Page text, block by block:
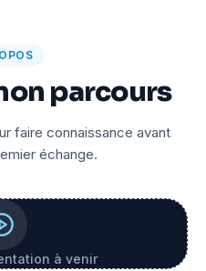
parcours
faire connaissance avant
échange.
à venir